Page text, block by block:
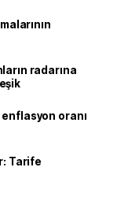
radarına
enflasyon oranı
Tarife